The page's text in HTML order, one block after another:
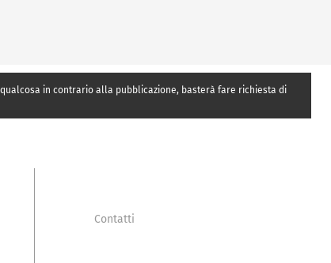
in contrario alla pubblicazione, basterà fare richiesta di
Contatti